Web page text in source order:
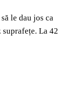
le dau jos ca
La 42